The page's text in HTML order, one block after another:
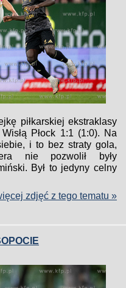
piłkarskiej ekstraklasy
Płock 1:1 (1:0). Na
i to bez straty gola,
nie pozwolił były
Był to jedyny celny
zdjęć z tego tematu »